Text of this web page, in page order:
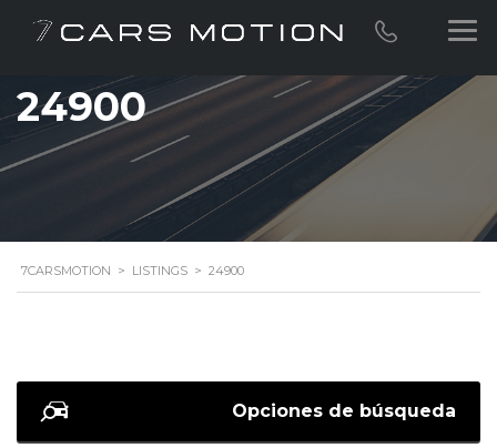
24900
7CARSMOTION > LISTINGS > 24900
Opciones de búsqueda